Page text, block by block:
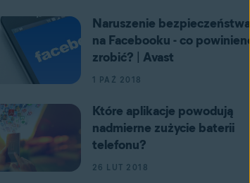
Naruszenie bezpieczeństwa
na Facebooku - co
zrobić? | Avast
1 PAŹ 2018
Które aplikacje powodują
nadmierne zużycie baterii
telefonu?
26 LUT 2018